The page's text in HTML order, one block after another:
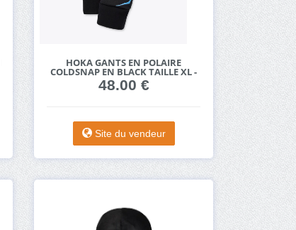
HOKA GANTS EN POLAIRE
COLDSNAP EN BLACK TAILLE XL -
ACCESSOIRES
48.00 €
Site du vendeur